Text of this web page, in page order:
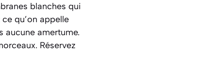
blanches qui
qu’on appelle
aucune amertume.
Réservez